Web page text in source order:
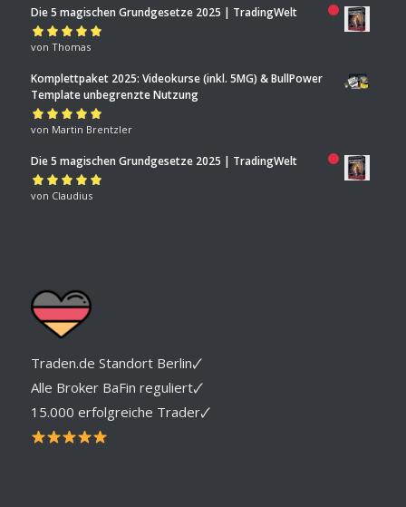
Die 5 magischen Grundgesetze 2025 | TradingWelt
Bewertet mit
von Thomas
Komplettpaket 2025: Videokurse (inkl. 5MG) & BullPower
Template unbegrenzte Nutzung
Bewertet mit5
von Martin Brentzler
Die 5 magischen Grundgesetze 2025 | TradingWelt
Bewertet mit
von Claudius
Traden.de Standort Berlin🗸
Alle Broker BaFin reguliert🗸
15.000 erfolgreiche Trader🗸